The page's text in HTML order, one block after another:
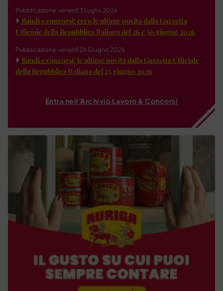
Pubblicazione: venerdì 3 Luglio 2026
Bandi e concorsi: ecco le ultime novità dalla Gazzetta
Ufficiale della Repubblica Italiana del 26 e 30 giugno 2026
Pubblicazione: venerdì 26 Giugno 2026
Bandi e concorsi: le ultime novità dalla Gazzetta Ufficiale
della Repubblica Italiana del 23 giugno 2026
Entra nell'Archivio Lavoro & Concorsi